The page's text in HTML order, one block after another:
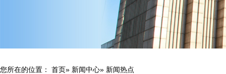
您所在的位置： 首页» 新闻中心» 新闻热点